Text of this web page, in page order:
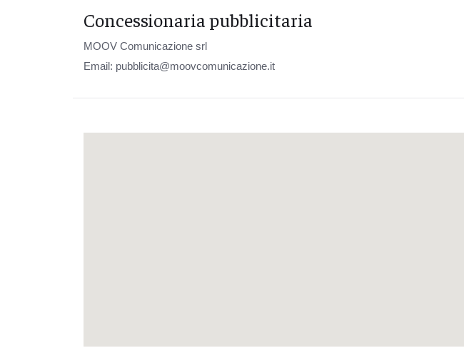
Concessionaria pubblicitaria
MOOV Comunicazione srl
Email: pubblicita@moovcomunicazione.it